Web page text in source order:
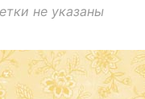
не указаны